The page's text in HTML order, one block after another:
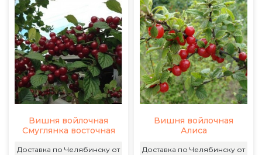
Вишня войлочная
Смуглянка восточная
Доставка по Челябинску от
Вишня войлочная
Алиса
Доставка по Челябинску от